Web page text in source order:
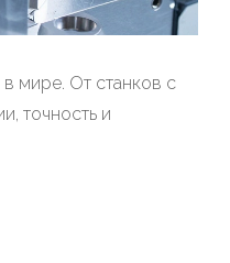
мире. От станков с
точность и